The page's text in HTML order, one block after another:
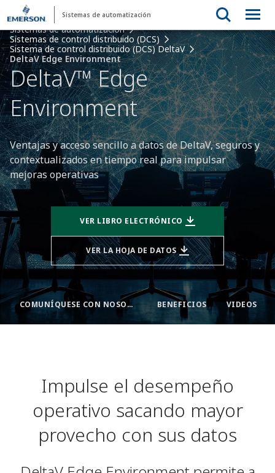
Sistemas de automatización
Sistemas de automatización
Sistemas de control distribuido (DCS)
Sistema de control distribuido (DCS) DeltaV
DeltaV Edge Environment
DeltaV™ Edge
Environment
Ventajas y acceso sencillo a datos de DeltaV, seguros y
contextualizados en tiempo real para impulsar
mejoras operativas
VER LIBRO ELECTRÓNICO
VER LA HOJA DE DATOS
COMUNÍQUESE CON NOSOTROS BENEFICIOS VIDEOS
Impulse el desempeño
operativo sacando mayor
provecho con sus datos